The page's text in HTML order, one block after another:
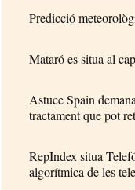
Predicció
Mataró es situa al
Astuce Spain
tractament que pot
RepIndex situa
algorítmica de les